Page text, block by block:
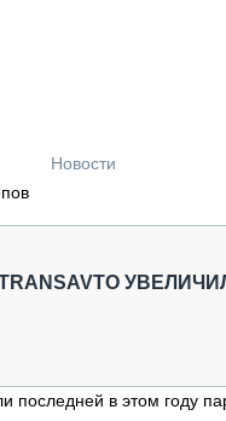
Новости
последней в этом году